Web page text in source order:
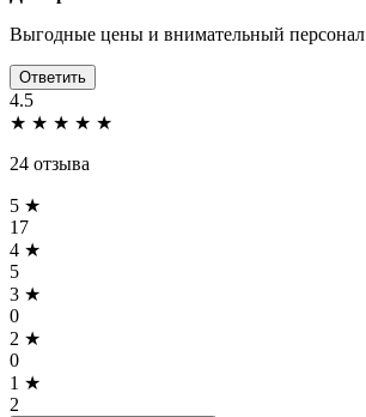
Выгодные цены и внимательный персонал
Ответить
4.5
★ ★ ★ ★ ★
24 отзыва
5 ★
17
4 ★
5
3 ★
0
2 ★
0
1 ★
2